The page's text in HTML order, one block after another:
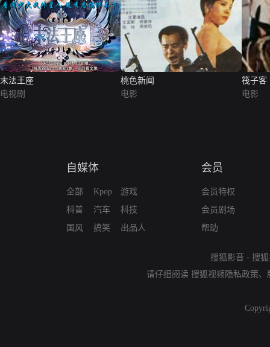
末法王座
电视剧
桃色新闻
电影
筏子客
电影
自媒体
全部
科普
国风
Kpop
汽车
搞笑
游戏
科技
出品人
会员
会员特权
会员剧场
帮助
搜狐影音 - 搜
请仔细阅读 搜狐视频隐私政策、